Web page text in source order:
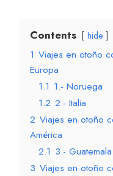
Contents hide
1 Viajes en otoño
Europa
1.1 1.- Noruega
1.2 2.- Italia
2 Viajes en otoño
América
2.1 3.- Guatemala
3 Viajes en otoño